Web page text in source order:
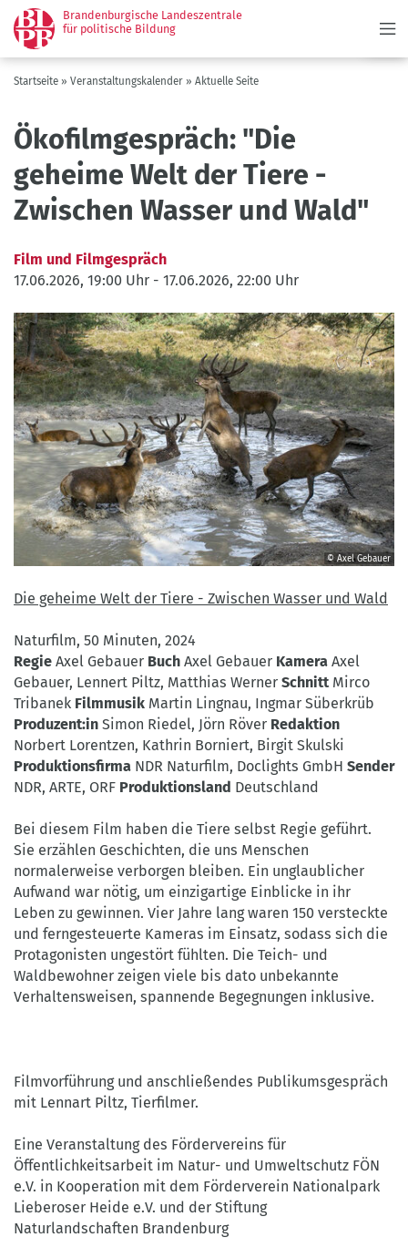
Direkt
zum
Inhalt
Brandenburgische Landeszentrale
für politische Bildung
Pfadnavigation
Startseite Veranstaltungskalender Aktuelle Seite
Ökofilmgespräch: "Die
geheime Welt der Tiere -
Zwischen Wasser und Wald"
Film und Filmgespräch
17.06.2026, 19:00 Uhr - 17.06.2026, 22:00 Uhr
Axel
© Axel Gebauer
Die geheime Welt der Tiere - Zwischen Wasser und Wald
Naturfilm, 50 Minuten, 2024
Regie Axel Gebauer Buch Axel Gebauer Kamera Axel
Gebauer, Lennert Piltz, Matthias Werner SchnittMirco
Tribanek Filmmusik Martin Lingnau, Ingmar Süberkrüb
Produzent:in Simon Riedel, Jörn Röver Redaktion
Norbert Lorentzen, Kathrin Borniert, Birgit Skulski
Produktionsfirma NDR Naturfilm, Doclights GmbH Sender
NDR, ARTE, ORF Produktionsland Deutschland
Bei diesem Film haben die Tiere selbst Regie geführt.
Sie erzählen Geschichten, die uns Menschen
normalerweise verborgen bleiben. Ein unglaublicher
Aufwand war nötig, um einzigartige Einblicke in ihr
Leben zu gewinnen. Vier Jahre lang waren 150 versteckte
und ferngesteuerte Kameras im Einsatz, sodass sich die
Protagonisten ungestört fühlten. Die Teich- und
Waldbewohner zeigen viele bis dato unbekannte
Verhaltensweisen, spannende Begegnungen inklusive.
Filmvorführung und anschließendes Publikumsgespräch
mit Lennart Piltz, Tierfilmer.
Eine Veranstaltung des Fördervereins für
Öffentlichkeitsarbeit im Natur- und Umweltschutz FÖN
e.V. in Kooperation mit dem Förderverein Nationalpark
Lieberoser Heide e.V. und der Stiftung
Naturlandschaften Brandenburg